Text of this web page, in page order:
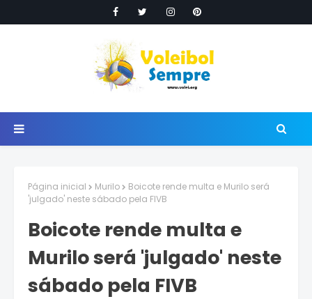
Página inicial Murilo
Boicote rende multa e Murilo será
'julgado' neste sábado pela FIVB
Boicote rende multa e
Murilo será 'julgado' neste
sábado pela FIVB